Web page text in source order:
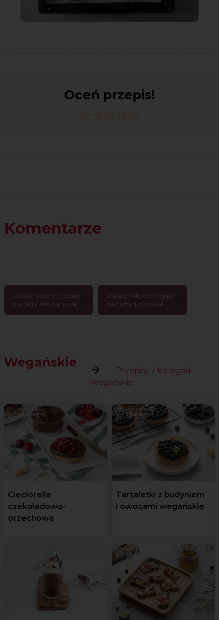
Oceń przepis!
Komentarze
Zobacz kolejne przepisy
na ciasta alternatywne
Zobacz kolejne przepisy
na ciasta drożdżowe
Wegańskie
Przepisy z kategorii
wegańskie
Cieciorella
czekoladowo-
orzechowa
Tartaletki z budyniem
i owocami wegańskie